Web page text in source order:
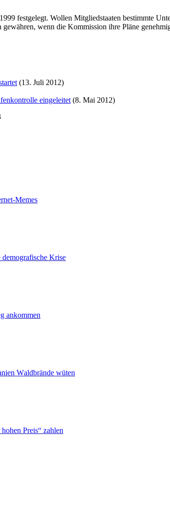
festgelegt. Wollen Mitgliedstaaten bestimmte
wenn die Kommission ihre Pläne
(13. Juli 2012)
eingeleitet (8. Mai 2012)
Memes
demografische Krise
ankommen
Waldbrände wüten
Preis“ zahlen